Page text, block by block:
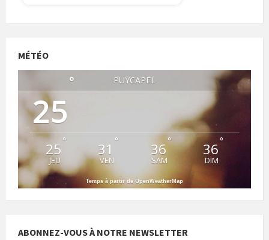
MÉTÉO
PUYCAPEL
25
°
25 °
JEU
31 °
VEN
36°
SAM
36°
DIM
Temps à partir de OpenWeatherMap
ABONNEZ-VOUS À NOTRE NEWSLETTER